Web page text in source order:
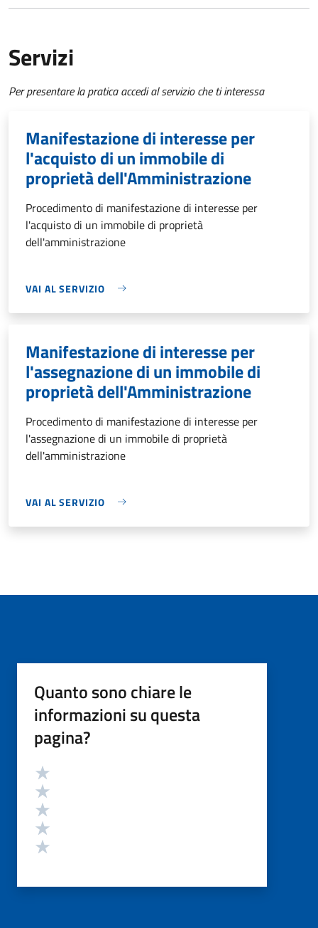
Servizi
Per presentare la pratica accedi al servizio che ti interessa
Manifestazione di interesse per
l'acquisto di un immobile di
proprietà dell'Amministrazione
Procedimento di manifestazione di interesse per
l'acquisto di un immobile di proprietà
dell'amministrazione
VAI AL SERVIZIO
Manifestazione di interesse per
l'assegnazione di un immobile di
proprietà dell'Amministrazione
Procedimento di manifestazione di interesse per
l'assegnazione di un immobile di proprietà
dell'amministrazione
VAI AL SERVIZIO
Quanto sono chiare le
informazioni su questa
pagina?
Valutazione